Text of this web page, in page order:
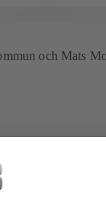
och Mats
med de
har blivit en
har man